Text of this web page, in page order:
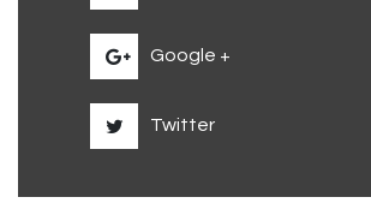
Google +
Twitter